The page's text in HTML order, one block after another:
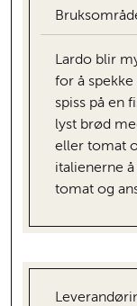
Lardo blir
for å
spiss på en
lyst brød
eller tomat
italienerne
tomat og